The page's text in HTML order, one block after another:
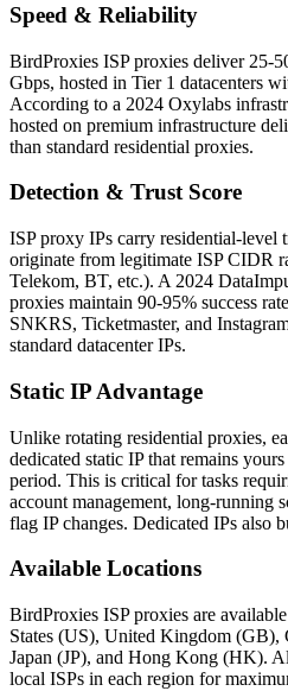
Speed & Reliability
BirdProxies ISP proxies deliver 25-
Gbps, hosted in Tier 1 datacenters
According to a 2024 Oxylabs
hosted on premium infrastructure
than standard residential proxies.
Detection & Trust Score
ISP proxy IPs carry residential-level
originate from legitimate ISP CIDR
Telekom, BT, etc.). A 2024
proxies maintain 90-95% success
SNKRS, Ticketmaster, and
standard datacenter IPs.
Static IP Advantage
Unlike rotating residential proxies,
dedicated static IP that remains
period. This is critical for tasks
account management, long-running
flag IP changes. Dedicated IPs also
Available Locations
BirdProxies ISP proxies are
States (US), United Kingdom (GB),
Japan (JP), and Hong Kong (HK).
local ISPs in each region for